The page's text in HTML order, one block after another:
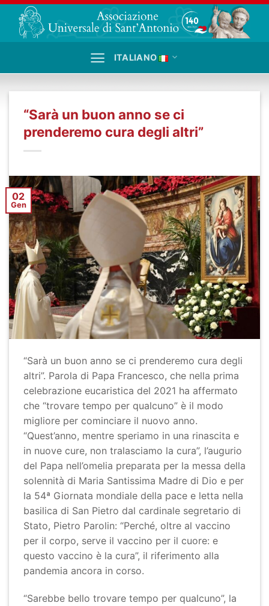
Salta
contenuti
ITALIANO
“Sarà un buon anno se ci
prenderemo cura degli altri”
02
Gen
“Sarà un buon anno se ci prenderemo cura degli
altri”. Parola di Papa Francesco, che nella prima
celebrazione eucaristica del 2021 ha affermato
che “trovare tempo per qualcuno” è il modo
migliore per cominciare il nuovo anno.
“Quest’anno, mentre speriamo in una rinascita e
in nuove cure, non tralasciamo la cura”, l’augurio
del Papa nell’omelia preparata per la messa della
solennità di Maria Santissima Madre di Dio e per
la 54ª Giornata mondiale della pace e letta nella
basilica di San Pietro dal cardinale segretario di
Stato, Pietro Parolin: “Perché, oltre al vaccino
per il corpo, serve il vaccino per il cuore: e
questo vaccino è la cura”, il riferimento alla
pandemia ancora in corso.
“Sarebbe bello trovare tempo per qualcuno”, la